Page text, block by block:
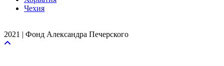
Чехия
2021 | Фонд Александра Печерского